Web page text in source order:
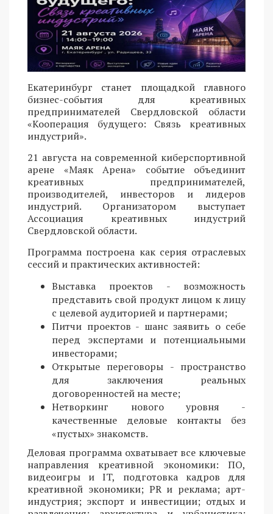
Екатеринбург станет площадкой главного
бизнес-события для креативных
предпринимателей Свердловской области
«Кооперация будущего: Связь креативных
индустрий».
21 августа на современной киберспортивной
арене «Маяк Арена» событие объединит
креативных предпринимателей,
производителей, инвесторов и лидеров
индустрий. Организатором выступает
Ассоциация креативных индустрий
Свердловской области.
Программа построена как серия отраслевых
сессий и практических активностей:
Выставка проектов - возможность
представить свой продукт лицом к лицу
с целевой аудиторией и партнерами;
Питчи проектов - шанс заявить о себе
перед экспертами и потенциальными
инвесторами;
Открытые переговоры - пространство
для заключения реальных
договоренностей на месте;
Нетворкинг нового уровня -
качественные деловые контакты без
«пустых» знакомств.
Деловая программа охватывает все ключевые
направления креативной экономики: ПО,
видеоигры и IT, подготовка кадров для
креативной экономики; PR и реклама; арт-
индустрия; экспорт и инвестиции; отдых и